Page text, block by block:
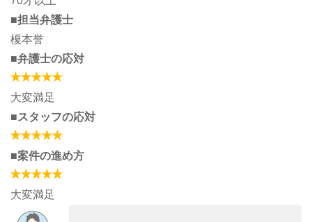
■担当弁護士
榎本誉
■弁護士の応対
大変満足
■スタッフの応対
■案件の進め方
大変満足